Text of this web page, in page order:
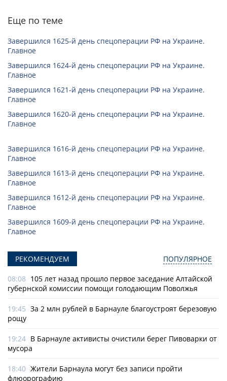
Еще по теме
Завершился 1625-й день спецоперации РФ на Украине.
Главное
Завершился 1624-й день спецоперации РФ на Украине.
Главное
Завершился 1621-й день спецоперации РФ на Украине.
Главное
Завершился 1620-й день спецоперации РФ на Украине.
Главное
Завершился 1616-й день спецоперации РФ на Украине.
Главное
Завершился 1613-й день спецоперации РФ на Украине.
Главное
Завершился 1612-й день спецоперации РФ на Украине.
Главное
Завершился 1609-й день спецоперации РФ на Украине.
Главное
РЕКОМЕНДУЕМ ПОПУЛЯРНОЕ
08:08 105 лет назад прошло первое заседание Алтайской
губернской комиссии помощи голодающим Поволжья
19:45 За 2 млн рублей в Барнауле благоустроят березовую
рощу
19:24 В Барнауле активисты очистили берег Пивоварки от
мусора
18:40 Жители Барнаула могут без записи пройти
флюорографию